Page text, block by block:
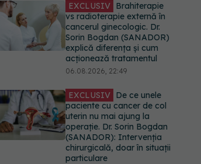
EXCLUSIV Brahiterapie
vs radioterapie externă în
cancerul ginecologic. Dr.
Sorin Bogdan (SANADOR)
explică diferența și cum
acționează tratamentul
06.08.2026, 22:49
EXCLUSIV De ce unele
paciente cu cancer de col
uterin nu mai ajung la
operație. Dr. Sorin Bogdan
(SANADOR): Intervenția
chirurgicală, doar în situații
particulare